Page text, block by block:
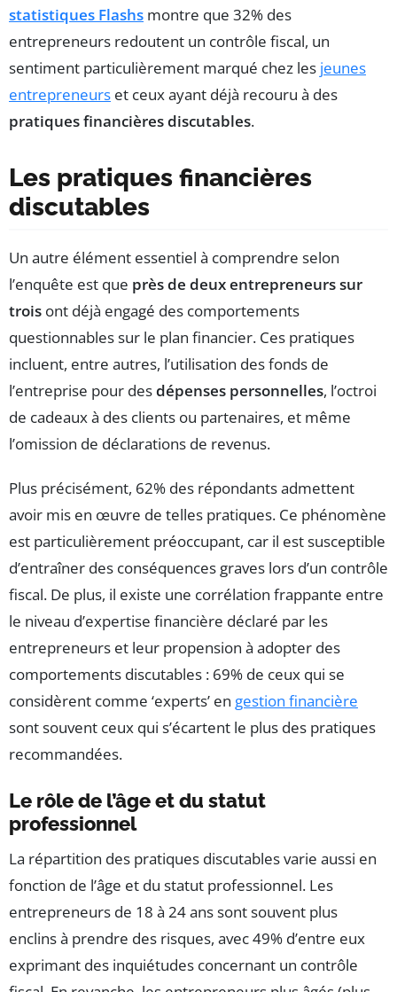
statistiques Flashs montre que 32% des
entrepreneurs redoutent un contrôle fiscal, un
sentiment particulièrement marqué chez les jeunes
entrepreneurs et ceux ayant déjà recouru à des
pratiques financières discutables.
Les pratiques financières
discutables
Un autre élément essentiel à comprendre selon
l’enquête est que près de deux entrepreneurs sur
trois ont déjà engagé des comportements
questionnables sur le plan financier. Ces pratiques
incluent, entre autres, l’utilisation des fonds de
l’entreprise pour desdépenses personnelles, l’octroi
de cadeaux à des clients ou partenaires, et même
l’omission de déclarations de revenus.
Plus précisément, 62% des répondants admettent
avoir mis en œuvre de telles pratiques. Ce phénomène
est particulièrement préoccupant, car il est susceptible
d’entraîner des conséquences graves lors d’un contrôle
fiscal. De plus, il existe une corrélation frappante entre
le niveau d’expertise financière déclaré par les
entrepreneurs et leur propension à adopter des
comportements discutables : 69% de ceux qui se
considèrent comme ‘experts’ en gestion financière
sont souvent ceux qui s’écartent le plus des pratiques
recommandées.
Le rôle de l’âge et du statut
professionnel
La répartition des pratiques discutables varie aussi en
fonction de l’âge et du statut professionnel. Les
entrepreneurs de 18 à 24 ans sont souvent plus
enclins à prendre des risques, avec 49% d’entre eux
exprimant des inquiétudes concernant un contrôle